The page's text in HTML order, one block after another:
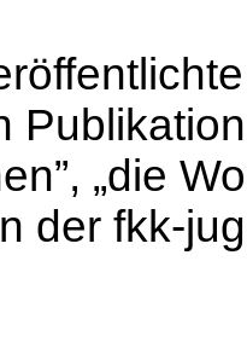
„die
der fkk-